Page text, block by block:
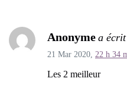
Anonyme a
21 Mar 2020, 22 h 34
Les 2 meilleur